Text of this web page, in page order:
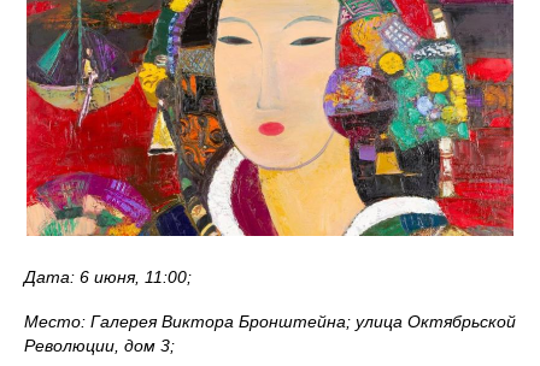
Дата: 6 июня, 11:00;
Место: Галерея Виктора Бронштейна; улица Октябрьской
Революции, дом 3;